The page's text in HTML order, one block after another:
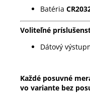
Batéria
Voliteľné
Dátový
Každé posuvné
vo variante bez